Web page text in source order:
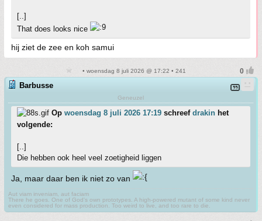
[..]
That does looks nice
hij ziet de zee en koh samui
• woensdag 8 juli 2026 @ 17:22 • 241
Barbusse
Geneuzel
Op woensdag 8 juli 2026 17:19 schreef drakin het
volgende:
[..]
Die hebben ook heel veel zoetigheid liggen
Ja, maar daar ben ik niet zo van
Aut viam inveniam, aut faciam
There he goes. One of God's own prototypes. A high-powered mutant of some kind never
even considered for mass production. Too weird to live, and too rare to die.